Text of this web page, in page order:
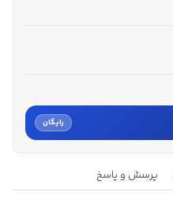
رایگان
پرسش و پاسخ